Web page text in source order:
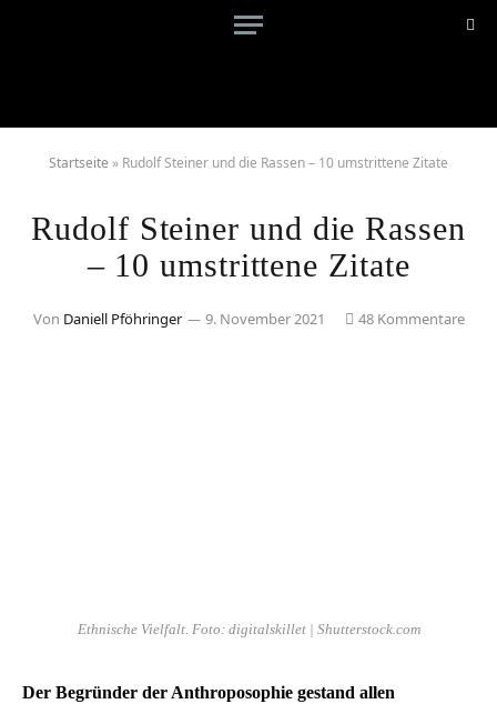
Startseite » Rudolf Steiner und die Rassen – 10 umstrittene Zitate
Rudolf Steiner und die Rassen
– 10 umstrittene Zitate
Von Daniell Pföhringer 9. November 2021 48 Kommentare
Ethnische Vielfalt. Foto: digitalskillet | Shutterstock.com
Der Begründer der Anthroposophie gestand allen